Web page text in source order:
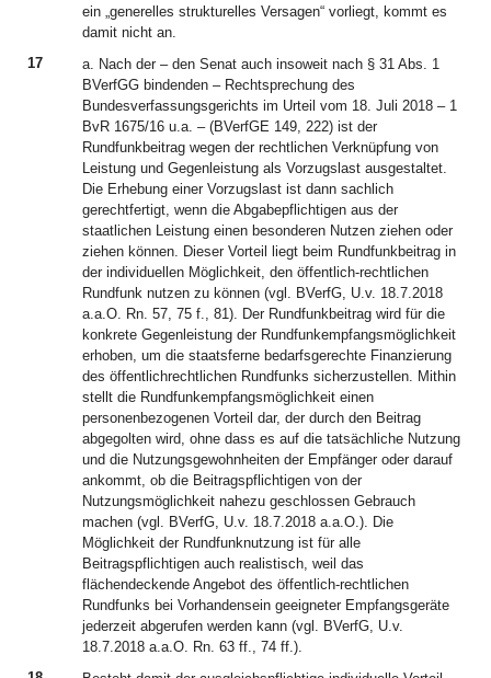
ein „generelles strukturelles Versagen“ vorliegt, kommt es
damit nicht an.
17
a. Nach der – den Senat auch insoweit nach § 31 Abs. 1
BVerfGG bindenden – Rechtsprechung des
Bundesverfassungsgerichts im Urteil vom 18. Juli 2018 – 1
BvR 1675/16 u.a. – (BVerfGE 149, 222) ist der
Rundfunkbeitrag wegen der rechtlichen Verknüpfung von
Leistung und Gegenleistung als Vorzugslast ausgestaltet.
Die Erhebung einer Vorzugslast ist dann sachlich
gerechtfertigt, wenn die Abgabepflichtigen aus der
staatlichen Leistung einen besonderen Nutzen ziehen oder
ziehen können. Dieser Vorteil liegt beim Rundfunkbeitrag in
der individuellen Möglichkeit, den öffentlich-rechtlichen
Rundfunk nutzen zu können (vgl. BVerfG, U.v. 18.7.2018
a.a.O. Rn. 57, 75 f., 81). Der Rundfunkbeitrag wird für die
konkrete Gegenleistung der Rundfunkempfangsmöglichkeit
erhoben, um die staatsferne bedarfsgerechte Finanzierung
des öffentlichrechtlichen Rundfunks sicherzustellen. Mithin
stellt die Rundfunkempfangsmöglichkeit einen
personenbezogenen Vorteil dar, der durch den Beitrag
abgegolten wird, ohne dass es auf die tatsächliche Nutzung
und die Nutzungsgewohnheiten der Empfänger oder darauf
ankommt, ob die Beitragspflichtigen von der
Nutzungsmöglichkeit nahezu geschlossen Gebrauch
machen (vgl. BVerfG, U.v. 18.7.2018 a.a.O.). Die
Möglichkeit der Rundfunknutzung ist für alle
Beitragspflichtigen auch realistisch, weil das
flächendeckende Angebot des öffentlich-rechtlichen
Rundfunks bei Vorhandensein geeigneter Empfangsgeräte
jederzeit abgerufen werden kann (vgl. BVerfG, U.v.
18.7.2018 a.a.O. Rn. 63 ff., 74 ff.).